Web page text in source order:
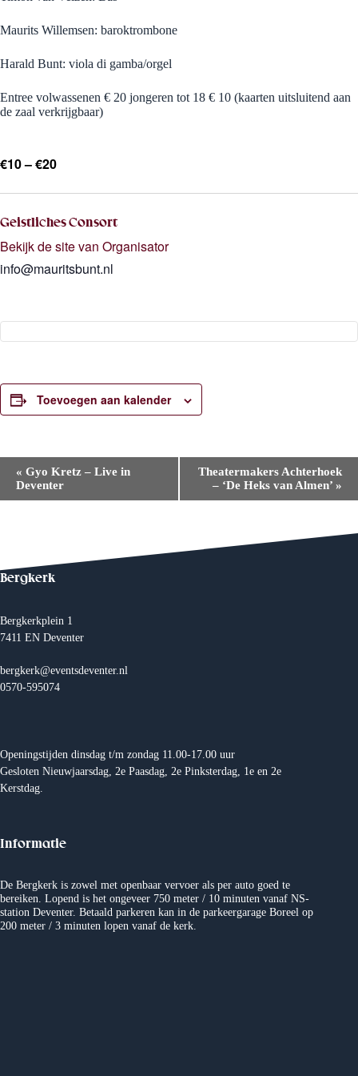
Maurits Willemsen: baroktrombone
Harald Bunt: viola di gamba/orgel
Entree volwassenen € 20 jongeren tot 18 € 10 (kaarten uitsluitend aan
de zaal verkrijgbaar)
€10 – €20
Geistliches Consort
Bekijk de site van Organisator
info@mauritsbunt.nl
Toevoegen aan kalender
n
t
N
i
g
t
i
e
« Gyo Kretz – Live in
Deventer
Theatermakers Achterhoek
– ‘De Heks van Almen’ »
Bergkerk
Bergkerkplein 1
7411 EN Deventer
bergkerk@eventsdeventer.nl
0570-595074
Openingstijden dinsdag t/m zondag 11.00-17.00 uur
Gesloten Nieuwjaarsdag, 2e Paasdag, 2e Pinksterdag, 1e en 2e
Kerstdag.
Informatie
De Bergkerk is zowel met openbaar vervoer als per auto goed te
bereiken. Lopend is het ongeveer 750 meter / 10 minuten vanaf NS-
station Deventer. Betaald parkeren kan in de parkeergarage Boreel op
200 meter / 3 minuten lopen vanaf de kerk.